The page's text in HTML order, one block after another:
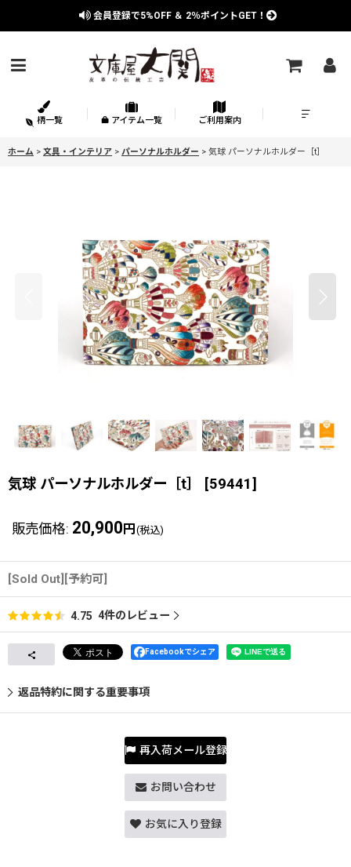
会員登録で5%OFF ＆ 2％ポイントGET！
柄一覧 アイテム一覧 ご利用案内
ホーム > 文具・インテリア > パーソナルホルダー > 気球 パーソナルホルダー［t］
気球 パーソナルホルダー［t］ [59441]
販売価格: 20,900 円 (税込)
[Sold Out][予約可]
4.75 4件のレビュー
Facebookでシェア
返品特約に関する重要事項
再入荷メール登録
お問い合わせ
お気に入り登録